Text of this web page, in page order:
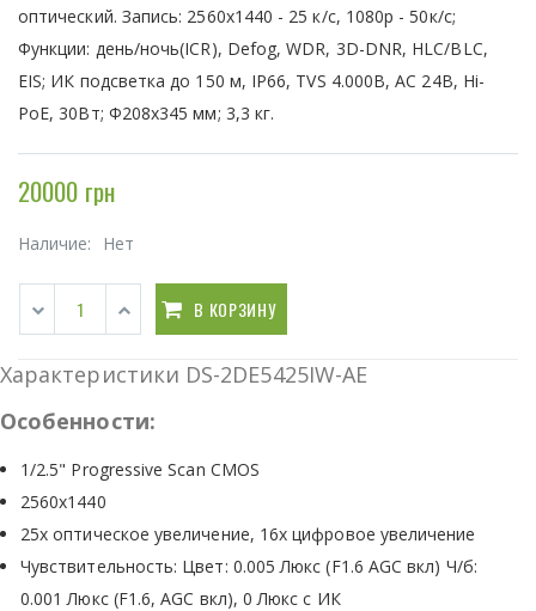
оптический. Запись: 2560x1440 - 25 к/с, 1080p - 50к/с;
Функции: день/ночь(ICR), Defog, WDR, 3D-DNR, HLC/BLC,
EIS; ИК подсветка до 150 м, IP66, TVS 4.000В, AC 24В, Hi-
PoE, 30Вт; Ф208x345 мм; 3,3 кг.
20000 грн
Наличие: Нет
В КОРЗИНУ
Характеристики DS-2DE5425IW-AE
Особенности:
1/2.5" Progressive Scan CMOS
2560x1440
25x оптическое увеличение, 16х цифровое увеличение
Чувствительность: Цвет: 0.005 Люкс (F1.6 AGC вкл) Ч/б:
0.001 Люкс (F1.6, AGC вкл), 0 Люкс с ИК